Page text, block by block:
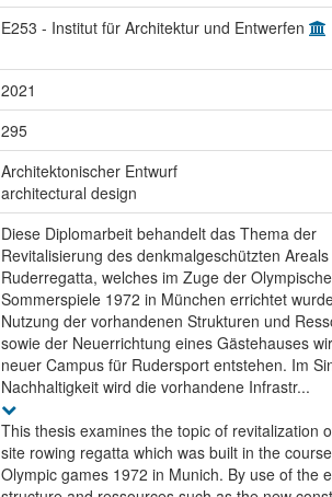
E253 - Institut für Architektur und Entwerfen
2021
295
Architektonischer Entwurf
architectural design
Diese Diplomarbeit behandelt das Thema der
Revitalisierung des denkmalgeschützten
Ruderregatta, welches im Zuge der
Sommerspiele 1972 in München errichtet
Nutzung der vorhandenen Strukturen und
sowie der Neuerrichtung eines Gästehauses
neuer Campus für Rudersport entstehen. Im
Nachhaltigkeit wird die vorhandene Infrastr...
This thesis examines the topic of revitalization
site rowing regatta which was built in the
Olympic games 1972 in Munich. By use of the